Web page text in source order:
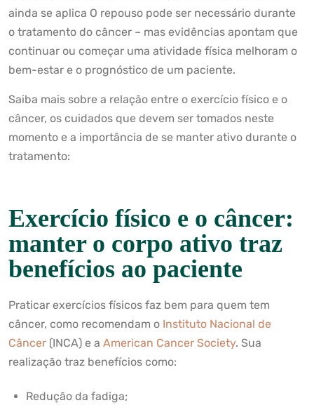
ainda se aplica O repouso pode ser necessário durante
o tratamento do câncer – mas evidências apontam que
continuar ou começar uma atividade física melhoram o
bem-estar e o prognóstico de um paciente.
Saiba mais sobre a relação entre o exercício físico e o
câncer, os cuidados que devem ser tomados neste
momento e a importância de se manter ativo durante o
tratamento:
Exercício físico e o câncer:
manter o corpo ativo traz
benefícios ao paciente
Praticar exercícios físicos faz bem para quem tem
câncer, como recomendam o Instituto Nacional de
Câncer (INCA) e a American Cancer Society. Sua
realização traz benefícios como:
Redução da fadiga;